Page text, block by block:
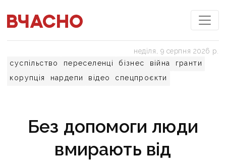
суспільство переселенці бізнес війна
гранти
корупція
нардепи відео спецпроєкти
неділя, 9 серпня 2026 р.
Без допомоги люди
вмирають від